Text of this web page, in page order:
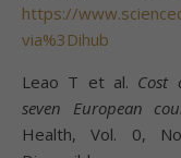
https://
via%3Dihub
Leao T et al. Cost
seven European
Health, Vol. 0,